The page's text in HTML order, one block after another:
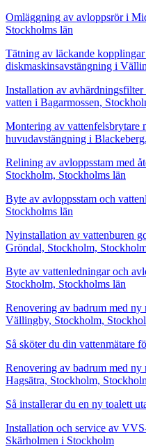
Omläggning av avloppsrör i
Stockholms län
Tätning av läckande
diskmaskinsavstängning i
Installation av
vatten i Bagarmossen,
Montering av vattenfelsbrytare
huvudavstängning i
Relining av avloppsstam med
Stockholm, Stockholms län
Byte av avloppsstam och
Stockholms län
Nyinstallation av vattenburen
Gröndal, Stockholm,
Byte av vattenledningar och
Stockholm, Stockholms län
Renovering av badrum med
Vällingby, Stockholm,
Så sköter du din vattenmätare
Renovering av badrum med
Hagsätra, Stockholm,
Så installerar du en ny toalett
Installation och service av
Skärholmen i Stockholm